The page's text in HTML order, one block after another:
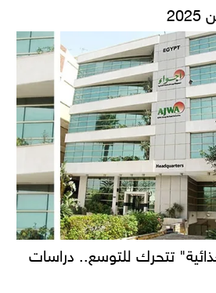
تتحرك للتوسع.. دراسات